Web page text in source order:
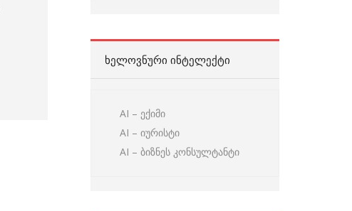
ᲮᲔᲚᲝᲕᲜᲣᲠᲘ ᲘᲜᲢᲔᲚᲔᲥᲢᲘ
AI – ექიმი
AI – იურისტი
AI – ბიზნეს კონსულტანტი